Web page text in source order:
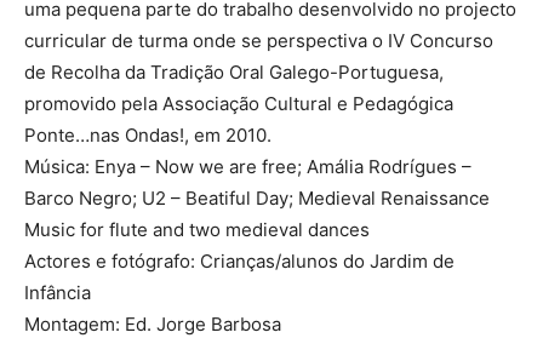
uma pequena parte do trabalho desenvolvido no projecto
curricular de turma onde se perspectiva o IV Concurso
de Recolha da Tradição Oral Galego-Portuguesa,
promovido pela Associação Cultural e Pedagógica
Ponte…nas Ondas!, em 2010.
Música: Enya – Now we are free; Amália Rodrígues –
Barco Negro; U2 – Beatiful Day; Medieval Renaissance
Music for flute and two medieval dances
Actores e fotógrafo: Crianças/alunos do Jardim de
Infância
Montagem: Ed. Jorge Barbosa